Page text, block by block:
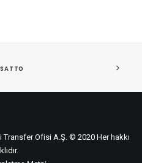
Ofisi A.Ş. © 2020 Her hakkı